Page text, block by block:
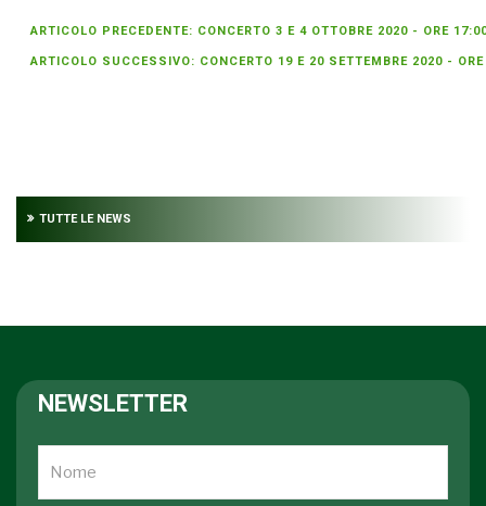
ARTICOLO PRECEDENTE: CONCERTO 3 E 4 OTTOBRE 2020 - ORE
ARTICOLO SUCCESSIVO: CONCERTO 19 E 20 SETTEMBRE 2020 -
TUTTE LE NEWS
NEWSLETTER